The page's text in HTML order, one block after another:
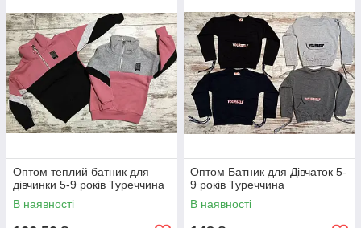
Оптом теплий батник для
дівчинки 5-9 років Туреччина
В наявності
Оптом Батник для Дівчаток 5-
9 років Туреччина
В наявності